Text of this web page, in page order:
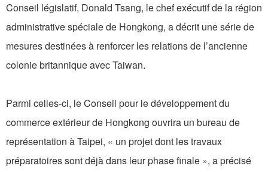
Conseil législatif, Donald Tsang, le chef exécutif de la région
administrative spéciale de Hongkong, a décrit une série de
mesures destinées à renforcer les relations de l’ancienne
colonie britannique avec Taiwan.
Parmi celles-ci, le Conseil pour le développement du
commerce extérieur de Hongkong ouvrira un bureau de
représentation à Taipei, « un projet dont les travaux
préparatoires sont déjà dans leur phase finale », a précisé